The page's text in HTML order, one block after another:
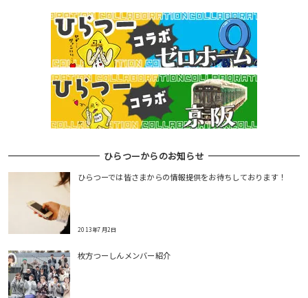
ひらつーからのお知らせ
ひらつーでは皆さまからの情報提供をお待ちしております！
2013年7月2日
枚方つーしんメンバー紹介